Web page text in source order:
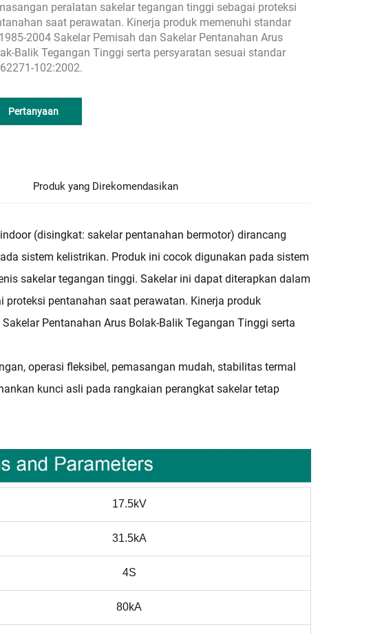
peralatan sakelar tegangan tinggi sebagai proteksi
saat perawatan. Kinerja produk memenuhi standar
2004 Sakelar Pemisah dan Sakelar Pentanahan Arus
Balik Tegangan Tinggi serta persyaratan sesuai standar
102:2002.
Pertanyaan
Produk yang Direkomendasikan
(disingkat: sakelar pentanahan bermotor) dirancang
sistem kelistrikan. Produk ini cocok digunakan pada sistem
sakelar tegangan tinggi. Sakelar ini dapat diterapkan dalam
pentanahan saat perawatan. Kinerja produk
Pentanahan Arus Bolak-Balik Tegangan Tinggi serta
operasi fleksibel, pemasangan mudah, stabilitas termal
kunci asli pada rangkaian perangkat sakelar tetap
17.5kV
31.5kA
4S
80kA